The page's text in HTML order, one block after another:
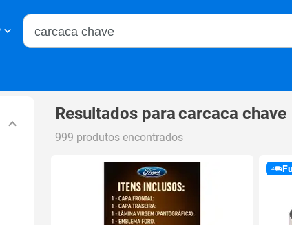
Buscar no Magalu
Resultados paracarcaca chave
999 produtos encontrados